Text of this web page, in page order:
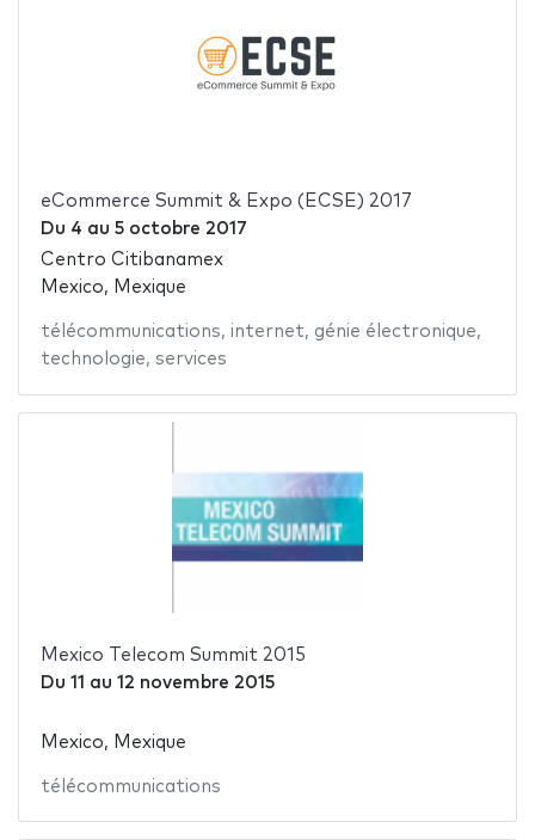
eCommerce Summit & Expo (ECSE) 2017
Du 4 au 5 octobre 2017
Centro Citibanamex
Mexico, Mexique
télécommunications, internet, génie électronique,
technologie, services
Mexico Telecom Summit 2015
Du 11 au 12 novembre 2015
Mexico, Mexique
télécommunications